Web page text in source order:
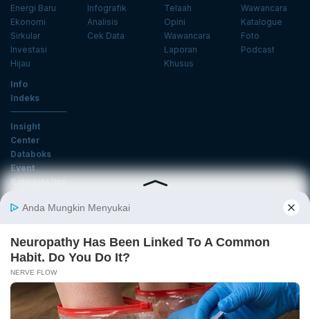
Energi Baru
Ekonomi
Sirkular
Investasi
Hijau
Infografik
Analisis
Cek Data
Telaah
Opini
Wawancara
Laporan
Khusus
Wawancara
Katalogue
Foto
Podcast
Info
Indeks
Insight
Center
Databoks
Event
KatadataOto
Email
Daftar